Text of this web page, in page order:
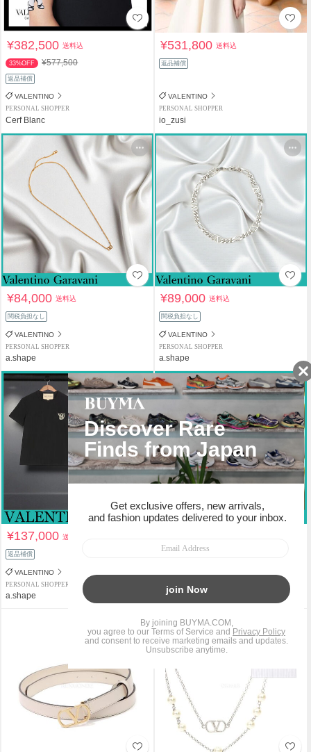
¥382,500送料込
33%OFF ¥577,500
返品補償
VALENTINO
PERSONAL SHOPPER
Cerf Blanc
¥531,800送料込
返品補償
VALENTINO
PERSONAL SHOPPER
io_zusi
¥84,000送料込
関税負担なし
VALENTINO
PERSONAL SHOPPER
a.shape
¥89,000送料込
関税負担なし
VALENTINO
PERSONAL SHOPPER
a.shape
¥137,000送料込
返品補償
VALENTINO
PERSONAL SHOPPER
a.shape a.shape
タイムセール